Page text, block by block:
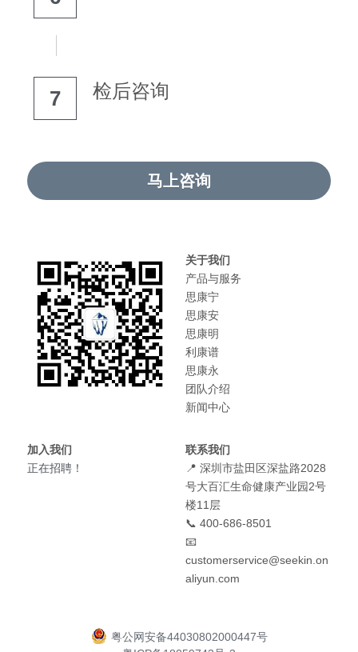
7 检后咨询
马上咨询
关于我们
产品与服务
思康宁
思康安
思康明
利康谱
思康永
团队介绍
新闻中心
加入我们
正在招聘！
联系我们
📍 深圳市盐田区深盐路2028
号大百汇生命健康产业园2号
楼11层
📞 400-686-8501
📧
customerservice@seekin.on
aliyun.com
粤公网安备44030802000447号